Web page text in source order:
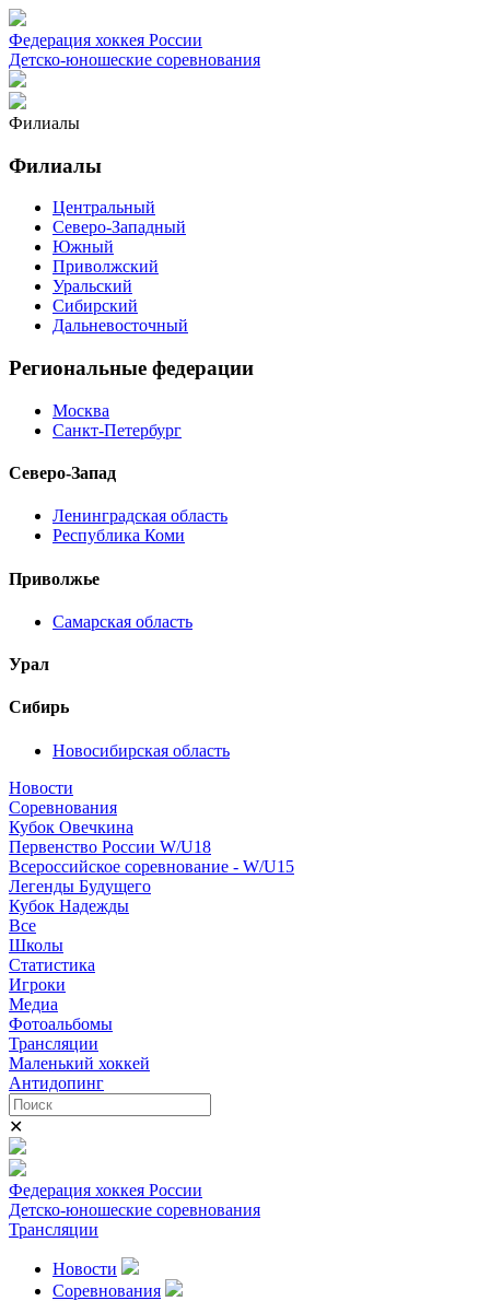
Федерация хоккея России
Детско-юношеские соревнования
Филиалы
Филиалы
Центральный
Северо-Западный
Южный
Приволжский
Уральский
Сибирский
Дальневосточный
Региональные федерации
Москва
Санкт-Петербург
Северо-Запад
Ленинградская область
Республика Коми
Приволжье
Самарская область
Урал
Сибирь
Новосибирская область
Новости
Соревнования
Кубок Овечкина
Первенство России W/U18
Всероссийское соревнование - W/U15
Легенды Будущего
Кубок Надежды
Все
Школы
Статистика
Игроки
Медиа
Фотоальбомы
Трансляции
Маленький хоккей
Антидопинг
✕
Федерация хоккея России
Детско-юношеские соревнования
Трансляции
Новости
Соревнования